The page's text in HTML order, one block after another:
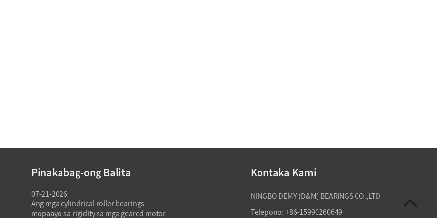
Kontaka Kami
NINGBO DEMY (D&M) BEARINGS CO.,LTD
Telepono: +86-15990260649
Pinakabag-ong Balita
07-21-2026
Ang mga cylindrical roller bearings
mopaayo sa rigidity sa mga geared motor
bearing model makasuporta sa mga
07-20-2026
Ang mga espesyal nga kagamitan
nanginahanglan og custom non